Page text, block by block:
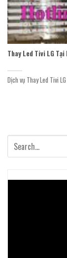
Thay Led Tivi LG Tại
Dịch vụ Thay Led Tivi